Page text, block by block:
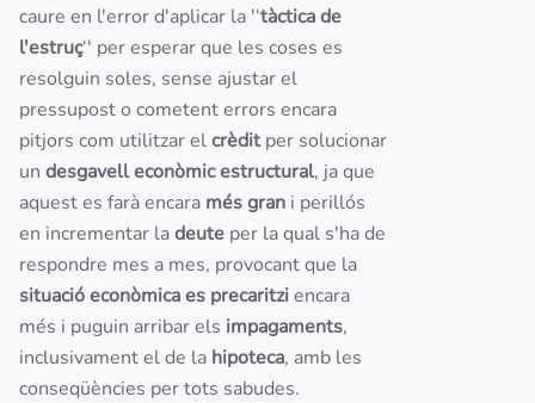
caure en l'error d'aplicar la '‘tàctica de
l'estruç‘' per esperar que les coses es
resolguin soles, sense ajustar el
pressupost o cometent errors encara
pitjors com utilitzar elcrèditper solucionar
un desgavell econòmic estructural, ja que
aquest es farà encara més gran i perillós
en incrementar ladeute per la qual s'ha de
respondre mes a mes, provocant que la
situació econòmica es precaritziencara
més i puguin arribar els impagaments,
inclusivament el de la hipoteca, amb les
conseqüències per tots sabudes.